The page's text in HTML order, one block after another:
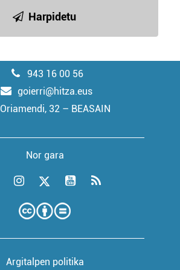
Harpidetu
943 16 00 56
goierri@hitza.eus
Oriamendi, 32 – BEASAIN
Nor gara
Argitalpen politika